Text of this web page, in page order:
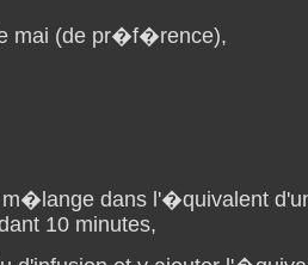
mai (de pr�f�rence),
dans l'�quivalent
10 minutes,